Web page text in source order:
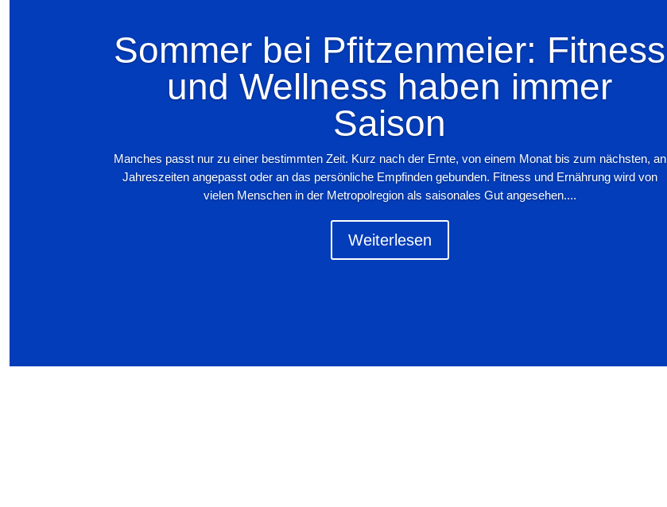
Sommer bei Pfitzenmeier: Fitness
und Wellness haben immer
Saison
Manches passt nur zu einer bestimmten Zeit. Kurz nach der Ernte, von einem Monat bis zum nächsten, an
Jahreszeiten angepasst oder an das persönliche Empfinden gebunden. Fitness und Ernährung wird von
vielen Menschen in der Metropolregion als saisonales Gut angesehen....
Weiterlesen